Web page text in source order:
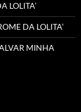
LOLITA’
DA LOLITA’
MINHA